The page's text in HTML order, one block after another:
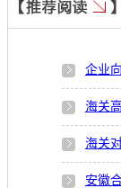
企业
海关
海关
安徽